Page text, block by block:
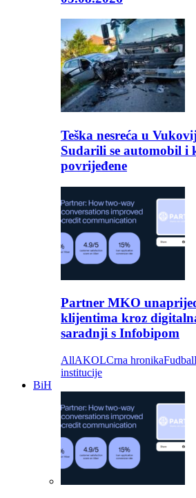
Teška nesreća u
Sudarili se automobil i
povrijeđene
Partner MKO
klijentima kroz
saradnji s Infobipom
AllAKOLCrna hronikaFudbal
institucije
BiH